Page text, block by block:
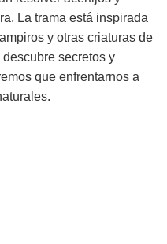
La trama está inspirada
y otras criaturas de
secretos y
que enfrentarnos a